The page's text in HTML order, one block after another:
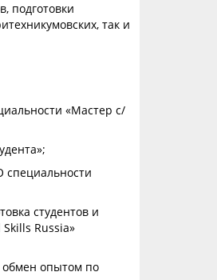
подготовки
так и
«Мастер с/
специальности
студентов и
Russia»
обмен опытом по